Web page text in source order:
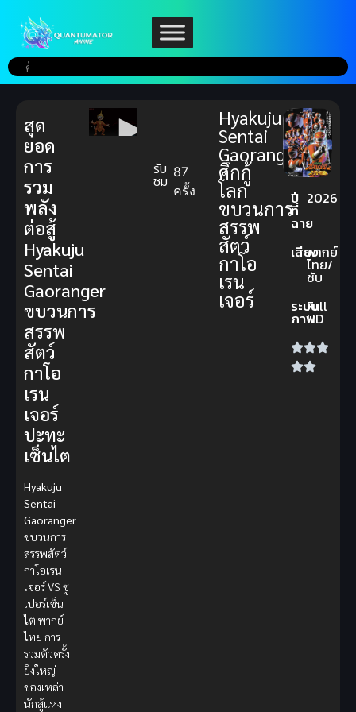
รับ
ชม 87
ครั้ง
Hyakuju
Sentai
Gaoranger
ศึกกู้
โลก
ขบวนการ
สรรพ
สัตว์
กาโอ
เรน
เจอร์
ปี
ที่
ฉาย
2026
เสียงพากย์
ไทย/
ซับ
ระบบ
ภาพ
Full
HD
สุด
ยอด
การ
รวม
พลัง
ต่อสู้
Hyakuju
Sentai
Gaoranger
ขบวนการ
สรรพ
สัตว์
กาโอ
เรน
เจอร์
ปะทะ
เซ็นไต
Hyakuju
Sentai
Gaoranger
ขบวนการ
สรรพสัตว์
กาโอเรน
เจอร์ VS ซู
เปอร์เซ็น
ไต พากย์
ไทย การ
รวมตัวครั้ง
ยิ่งใหญ่
ของเหล่า
นักสู้แห่ง